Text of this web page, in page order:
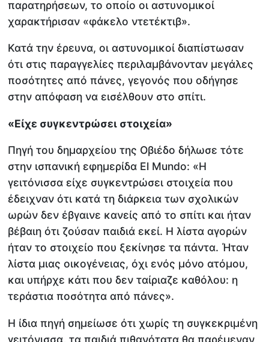
παρατηρήσεων, το οποίο οι αστυνομικοί
χαρακτήρισαν «φάκελο ντετέκτιβ».
Κατά την έρευνα, οι αστυνομικοί διαπίστωσαν
ότι στις παραγγελίες περιλαμβάνονταν μεγάλες
ποσότητες από πάνες, γεγονός που οδήγησε
στην απόφαση να εισέλθουν στο σπίτι.
«Είχε συγκεντρώσει στοιχεία»
Πηγή του δημαρχείου της Οβιέδο δήλωσε τότε
στην ισπανική εφημερίδα El Mundo: «Η
γειτόνισσα είχε συγκεντρώσει στοιχεία που
έδειχναν ότι κατά τη διάρκεια των σχολικών
ωρών δεν έβγαινε κανείς από το σπίτι και ήταν
βέβαιη ότι ζούσαν παιδιά εκεί. Η λίστα αγορών
ήταν το στοιχείο που ξεκίνησε τα πάντα. Ήταν
λίστα μιας οικογένειας, όχι ενός μόνο ατόμου,
και υπήρχε κάτι που δεν ταίριαζε καθόλου: η
τεράστια ποσότητα από πάνες».
Η ίδια πηγή σημείωσε ότι χωρίς τη συγκεκριμένη
γειτόνισσα, τα παιδιά πιθανότατα θα παρέμεναν